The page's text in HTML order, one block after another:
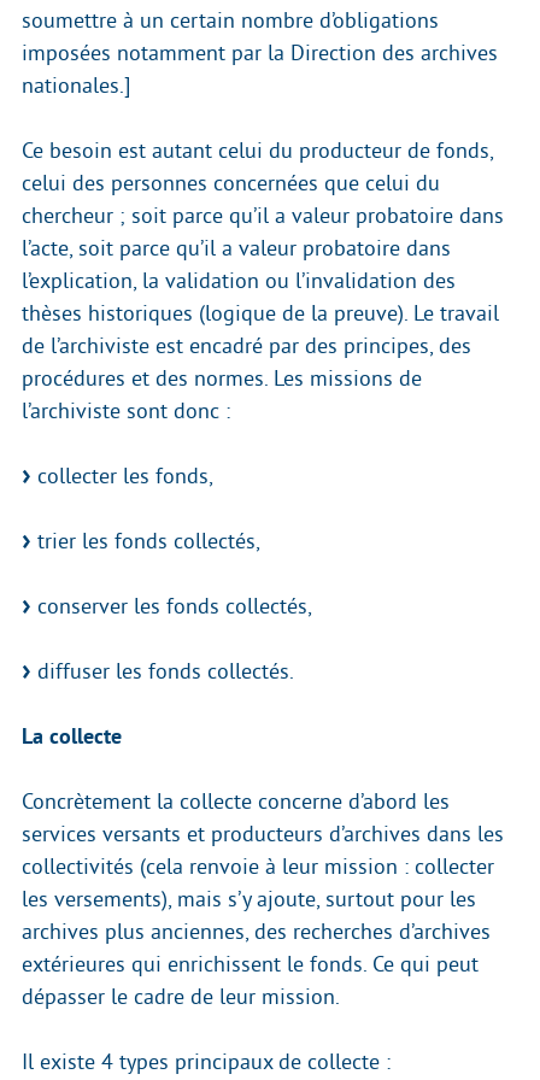
soumettre à un certain nombre d’obligations
imposées notamment par la Direction des archives
nationales.]
Ce besoin est autant celui du producteur de fonds,
celui des personnes concernées que celui du
chercheur ; soit parce qu’il a valeur probatoire dans
l’acte, soit parce qu’il a valeur probatoire dans
l’explication, la validation ou l’invalidation des
thèses historiques (logique de la preuve). Le travail
de l’archiviste est encadré par des principes, des
procédures et des normes. Les missions de
l’archiviste sont donc :
collecter les fonds,
trier les fonds collectés,
conserver les fonds collectés,
diffuser les fonds collectés.
La collecte
Concrètement la collecte concerne d’abord les
services versants et producteurs d’archives dans les
collectivités (cela renvoie à leur mission : collecter
les versements), mais s’y ajoute, surtout pour les
archives plus anciennes, des recherches d’archives
extérieures qui enrichissent le fonds. Ce qui peut
dépasser le cadre de leur mission.
Il existe 4 types principaux de collecte :